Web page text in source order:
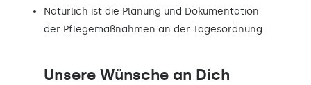
Natürlich ist die Planung und Dokumentation
der Pflegemaßnahmen an der Tagesordnung
Unsere Wünsche an Dich